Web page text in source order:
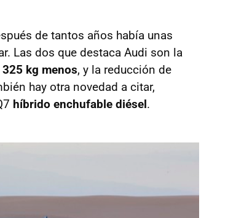
de tantos años había unas
Las dos que destaca Audi son la
325 kg menos, y la reducción de
hay otra novedad a citar,
híbrido enchufable diésel.